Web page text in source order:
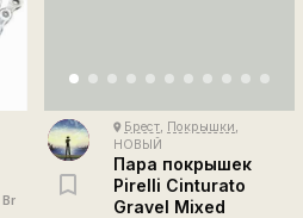
Br
place Брест, Покрышки,
НОВЫЙ
Пара покрышек
Pirelli Cinturato
Gravel Mixed